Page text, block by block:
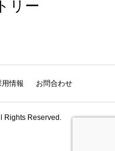
リー
用情報 お問合わせ
Rights Reserved.